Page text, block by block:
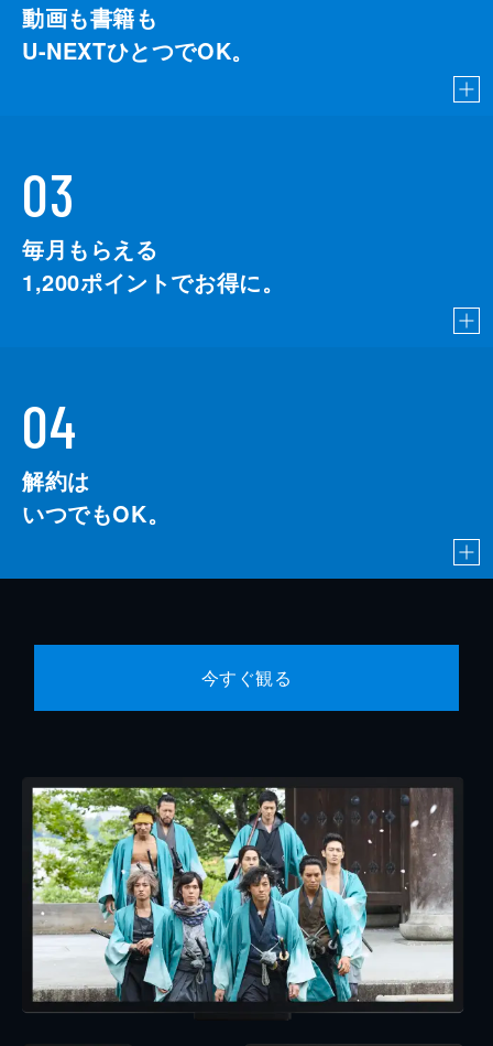
動画も書籍も
U-NEXTひとつでOK。
03
毎月もらえる
1,200ポイントでお得に。
04
解約は
いつでもOK。
今すぐ観る